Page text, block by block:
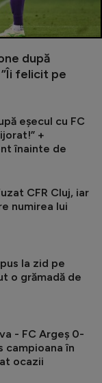
după
felicit pe
eșecul cu FC
+
înainte de
CFR Cluj, iar
numirea lui
la zid pe
o grămadă de
- FC Argeș 0-
campioana în
ocazii